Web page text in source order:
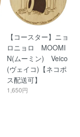
【コースター】ニョ
ロニョロ MOOMI
N(ムーミン) Veico
(ヴェイコ)【ネコポ
ス配送可】
1,650円